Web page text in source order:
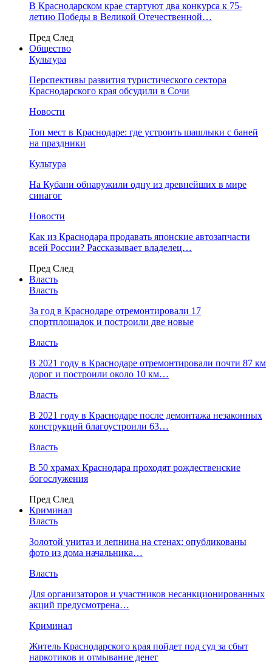
В Краснодарском крае стартуют два конкурса к 75-
летию Победы в Великой Отечественной…
Пред След
Общество
Культура
Перспективы развития туристического сектора
Краснодарского края обсудили в Сочи
Новости
Топ мест в Краснодаре: где устроить шашлыки с баней
на праздники
Культура
На Кубани обнаружили одну из древнейших в мире
синагог
Новости
Как из Краснодара продавать японские автозапчасти
всей России? Рассказывает владелец…
Пред След
Власть
Власть
За год в Краснодаре отремонтировали 17
спортплощадок и построили две новые
Власть
В 2021 году в Краснодаре отремонтировали почти 87 км
дорог и построили около 10 км…
Власть
В 2021 году в Краснодаре после демонтажа незаконных
конструкций благоустроили 63…
Власть
В 50 храмах Краснодара проходят рождественские
богослужения
Пред След
Криминал
Власть
​Золотой унитаз и лепнина на стенах: опубликованы
фото из дома начальника…
Власть
Для организаторов и участников несанкционированных
акций предусмотрена…
Криминал
Житель Краснодарского края пойдет под суд за сбыт
наркотиков и отмывание денег